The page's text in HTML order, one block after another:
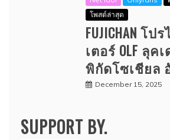
โพสต์ล่าสุด
FUJICHAN โป
เตอร์ OLF ลุค
พิกัดโซเชียล
December 15, 2025
SUPPORT BY.